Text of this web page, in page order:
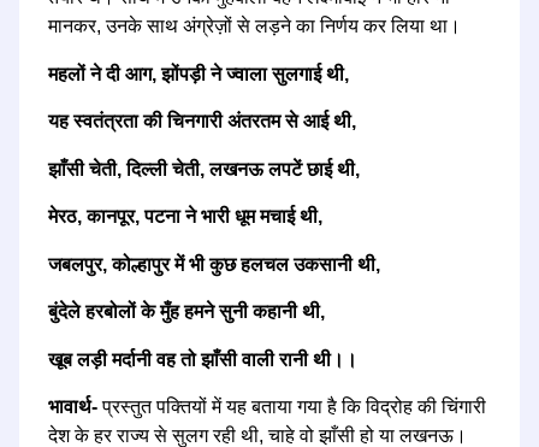
मानकर, उनके साथ अंग्रेज़ों से लड़ने का निर्णय कर लिया था।
महलों ने दी आग, झोंपड़ी ने ज्वाला सुलगाई थी,
यह स्वतंत्रता की चिनगारी अंतरतम से आई थी,
झाँसी चेती, दिल्ली चेती, लखनऊ लपटें छाई थी,
मेरठ, कानपूर, पटना ने भारी धूम मचाई थी,
जबलपुर, कोल्हापुर में भी कुछ हलचल उकसानी थी,
बुंदेले हरबोलों के मुँह हमने सुनी कहानी थी,
खूब लड़ी मर्दानी वह तो झाँसी वाली रानी थी।।
भावार्थ-प्रस्तुत पक्तियों में यह बताया गया है कि विद्रोह की चिंगारी
देश के हर राज्य से सुलग रही थी, चाहे वो झाँसी हो या लखनऊ।